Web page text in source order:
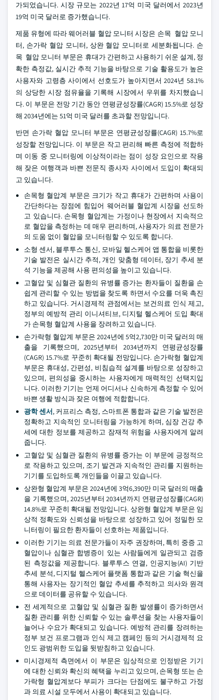
가되었습니다. 시장 규모는 2022년 17억 미국 달러에서 2023년
19억 미국 달러로 증가했습니다.
제품 유형에 따라 웨어러블 혈압 모니터 시장은 손목 혈압 모니
터, 손가락 혈압 모니터, 상완 혈압 모니터로 세분화됩니다. 손
목 혈압 모니터 부문은 휴대가 간편하고 사용하기 쉬운 설계, 정
확한 측정값, 실시간 추적 기능을 바탕으로 기술 활용도가 높은
사용자와 고령층 사이에서 선호도가 높아지면서 2024년 58.1%
의 상당한 시장 점유율을 기록해 시장에서 우위를 차지했습니
다. 이 부문은 전망 기간 동안 연평균성장률(CAGR) 15.5%로 성장
해 2034년에는 51억 미국 달러를 초과할 전망입니다.
반면 손가락 혈압 모니터 부문은 연평균성장률(CAGR) 15.7%로
성장할 전망입니다. 이 부문은 작고 편리해 빠른 측정에 적합하
며 이동 중 모니터링에 이상적이라는 점이 성장 요인으로 작용
해 잦은 여행객과 바쁜 전문직 종사자 사이에서 도입이 확대되
고 있습니다.
손목형 혈압계 부문은 크기가 작고 휴대가 간편하며 사용이
간단하다는 장점에 힘입어 웨어러블 혈압계 시장을 선도하
고 있습니다. 손목형 혈압계는 가정이나 현장에서 지속적으
로 혈압을 측정하는 데 매우 편리하며, 사용자가 의료 전문가
의 도움 없이 혈압을 모니터링할 수 있도록 합니다.
소형 센서, 블루투스 통신, 모바일 헬스케어 앱 통합을 비롯한
기술 발전은 실시간 추적, 개인 맞춤형 데이터, 장기 추세 분
석 기능을 제공해 사용 편의성을 높이고 있습니다.
고혈압 및 심혈관 질환의 유병률 증가는 환자들이 질환을 손
쉽게 관리할 수 있는 방법을 찾도록 하면서 수요를 더욱 촉진
하고 있습니다. 거시경제적 관점에서는 보건의료 인식 제고,
정부의 예방적 관리 이니셔티브, 디지털 헬스케어 도입 확대
가 손목형 혈압계 사용을 장려하고 있습니다.
손가락형 혈압계 부문은 2024년에 5억2,730만 미국 달러의 매
출을 기록했으며, 2025년부터 2034년까지 연평균성장률
(CAGR) 15.7%로 꾸준히 확대될 전망입니다. 손가락형 혈압계
부문은 휴대성, 간편성, 비침습적 설계를 바탕으로 성장하고
있으며, 편의성을 중시하는 사용자에게 매력적인 선택지입
니다. 이러한 기기는 언제 어디서나 신속하게 측정할 수 있어
바쁜 생활 방식과 잦은 여행에 적합합니다.
광학 센서, 커프리스 측정, 스마트폰 통합과 같은 기술 발전은
정확하고 지속적인 모니터링을 가능하게 하며, 심장 건강 추
세에 대한 정보를 제공하고 잠재적 위험을 사용자에게 알려
줍니다.
고혈압 및 심혈관 질환의 유병률 증가는 이 부문에 긍정적으
로 작용하고 있으며, 조기 발견과 지속적인 관리를 지원하는
기기를 도입하도록 개인들을 이끌고 있습니다.
상완형 혈압계 부문은 2024년에 3억6,390만 미국 달러의 매출
을 기록했으며, 2025년부터 2034년까지 연평균성장률(CAGR)
14.8%로 꾸준히 확대될 전망입니다. 상완형 혈압계 부문은 임
상적 정확도와 신뢰성을 바탕으로 성장하고 있어 정밀한 모
니터링이 필요한 환자들이 선호하는 제품입니다.
이러한 기기는 의료 전문가들이 자주 권장하며, 특히 중증 고
혈압이나 심혈관 합병증이 있는 사람들에게 일관되고 검증
된 측정값을 제공합니다. 블루투스 연결, 인공지능(AI) 기반
추세 분석, 디지털 헬스케어 플랫폼 통합과 같은 기술 혁신을
통해 사용자는 장기적인 혈압 추세를 추적하고 의사와 원격
으로 데이터를 공유할 수 있습니다.
전 세계적으로 고혈압 및 심혈관 질환 발생률이 증가하면서
질환 관리를 위한 신뢰할 수 있는 솔루션을 찾는 사용자들이
늘어나 수요가 확대되고 있습니다. 예방적 관리를 장려하는
정부 보건 프로그램과 인식 제고 캠페인 등의 거시경제적 요
인도 광범위한 도입을 뒷받침하고 있습니다.
미시경제적 측면에서 이 부문은 임상적으로 인정받은 기기
에 대한 신뢰와 확신의 혜택을 누리고 있으며, 손목형 또는 손
가락형 혈압계보다 부피가 크다는 단점에도 불구하고 가정
과 의료 시설 모두에서 사용이 확대되고 있습니다.